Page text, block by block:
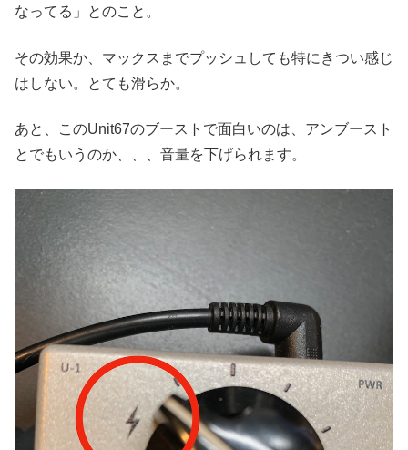
なってる」とのこと。
その効果か、マックスまでプッシュしても特にきつい感じ
はしない。とても滑らか。
あと、このUnit67のブーストで面白いのは、アンブースト
とでもいうのか、、、音量を下げられます。